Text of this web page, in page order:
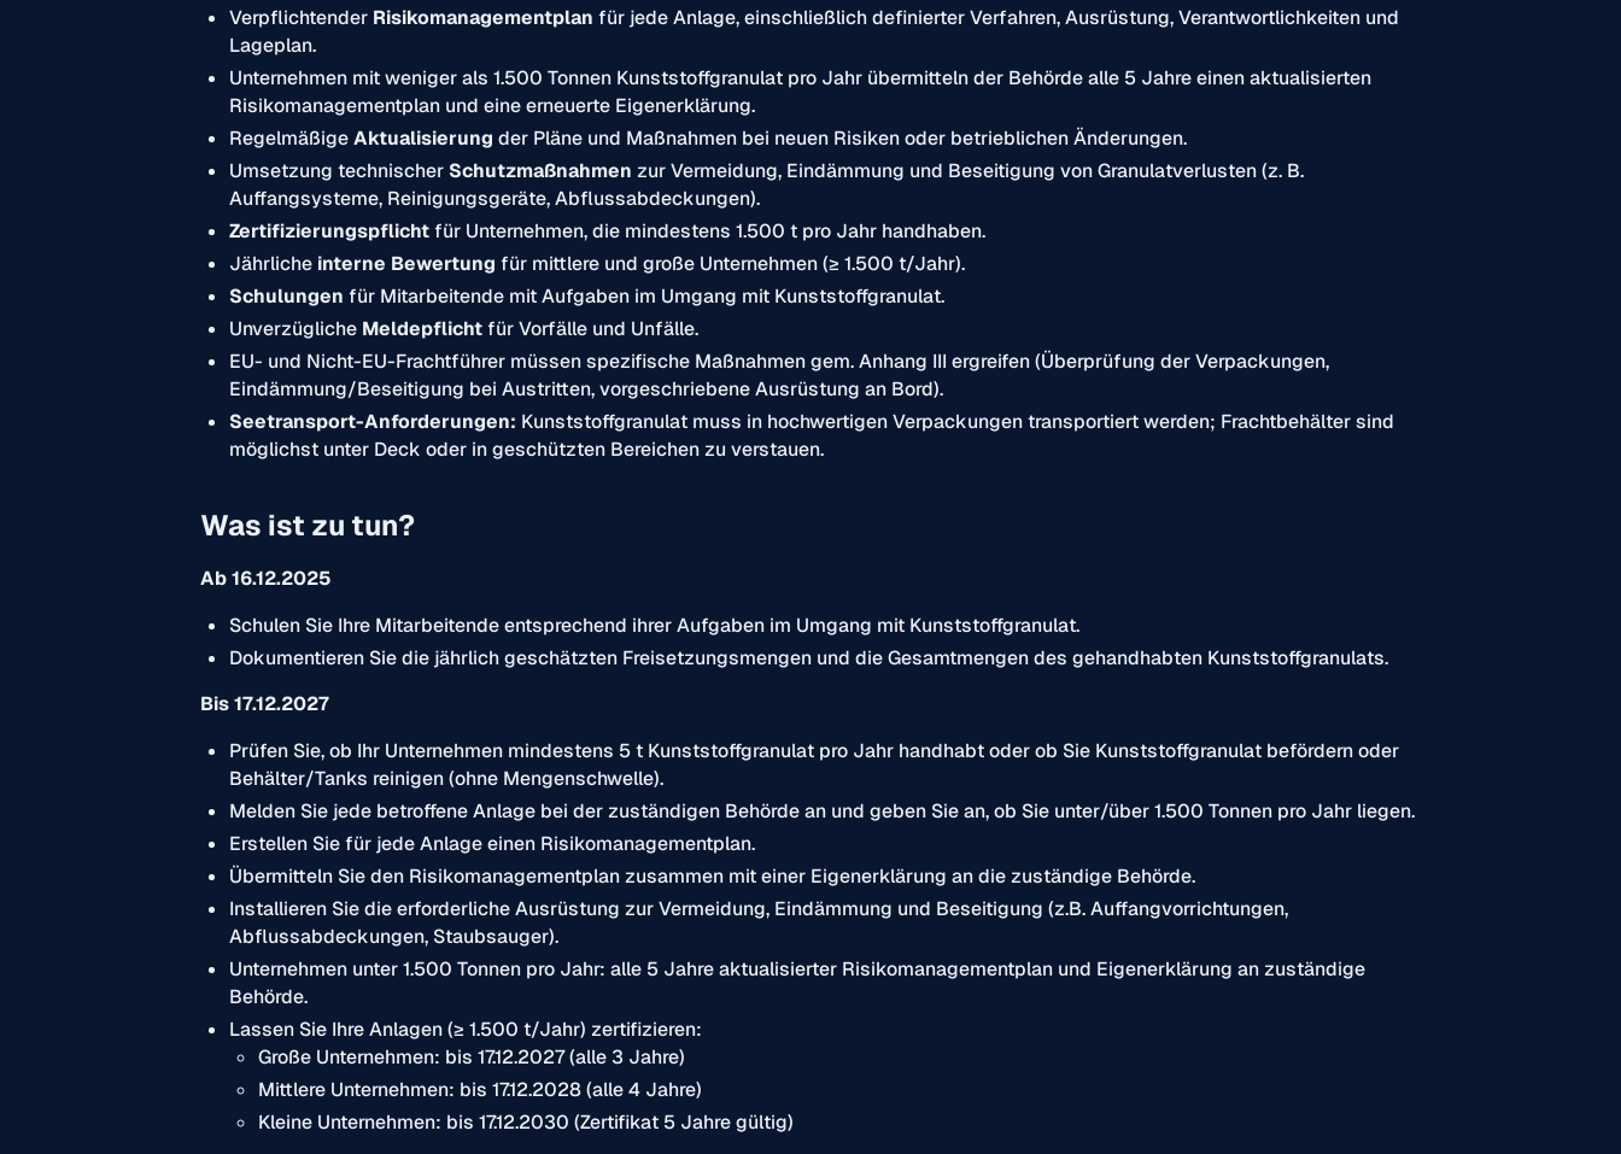
Verpflichtender Risikomanagementplanfür jede Anlage, einschließlich definierter Verfahren, Ausrüstung, Verantwortlichkeiten und
Lageplan.
Unternehmen mit weniger als 1.500 Tonnen Kunststoffgranulat pro Jahr übermitteln der Behörde alle 5 Jahre einen aktualisierten
Risikomanagementplan und eine erneuerte Eigenerklärung.
RegelmäßigeAktualisierungder Pläne und Maßnahmen bei neuen Risiken oder betrieblichen Änderungen.
Umsetzung technischer Schutzmaßnahmenzur Vermeidung, Eindämmung und Beseitigung von Granulatverlusten (z. B.
Auffangsysteme, Reinigungsgeräte, Abflussabdeckungen).
Zertifizierungspflichtfür Unternehmen, die mindestens 1.500 t pro Jahr handhaben.
Jährliche interne Bewertung für mittlere und große Unternehmen (≥ 1.500 t/Jahr).
Schulungenfür Mitarbeitende mit Aufgaben im Umgang mit Kunststoffgranulat.
Unverzügliche Meldepflichtfür Vorfälle und Unfälle.
EU- und Nicht-EU-Frachtführer müssen spezifische Maßnahmen gem. Anhang III ergreifen (Überprüfung der Verpackungen,
Eindämmung/Beseitigung bei Austritten, vorgeschriebene Ausrüstung an Bord).
Seetransport-Anforderungen: Kunststoffgranulat muss in hochwertigen Verpackungen transportiert werden; Frachtbehälter sind
möglichst unter Deck oder in geschützten Bereichen zu verstauen.
Was ist zu tun?
Ab 16.12.2025
Schulen Sie Ihre Mitarbeitende entsprechend ihrer Aufgaben im Umgang mit Kunststoffgranulat.
Dokumentieren Siedie jährlich geschätzten Freisetzungsmengen und die Gesamtmengen des gehandhabten Kunststoffgranulats.
Bis 17.12.2027
Prüfen Sie, ob Ihr Unternehmen mindestens 5 t Kunststoffgranulat pro Jahr handhabt oder ob Sie Kunststoffgranulat befördern oder
Behälter/Tanks reinigen (ohne Mengenschwelle).
Melden Sie jede betroffene Anlage bei der zuständigen Behörde an und geben Sie an, ob Sie unter/über 1.500 Tonnen pro Jahr liegen.
Erstellen Sie für jede Anlage einen Risikomanagementplan.
Übermitteln Sie den Risikomanagementplan zusammen mit einer Eigenerklärung an die zuständige Behörde.
Installieren Sie die erforderliche Ausrüstung zur Vermeidung, Eindämmung und Beseitigung (z.B. Auffangvorrichtungen,
Abflussabdeckungen, Staubsauger).
Unternehmen unter 1.500 Tonnen pro Jahr: alle 5 Jahre aktualisierter Risikomanagementplan und Eigenerklärung an zuständige
Behörde.
Lassen Sie Ihre Anlagen (≥ 1.500 t/Jahr) zertifizieren:
Große Unternehmen: bis 17.12.2027 (alle 3 Jahre)
Mittlere Unternehmen: bis 17.12.2028 (alle 4 Jahre)
Kleine Unternehmen: bis 17.12.2030 (Zertifikat 5 Jahre gültig)